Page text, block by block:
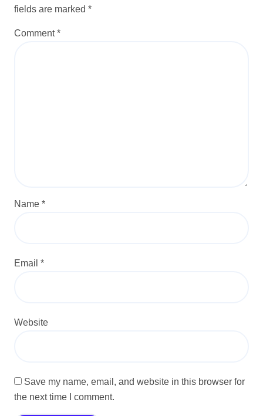
fields are marked *
Comment*
Name *
Email *
Website
Save my name, email, and website in this browser for
the next time I comment.